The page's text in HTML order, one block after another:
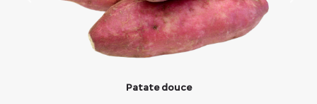
Patate douce